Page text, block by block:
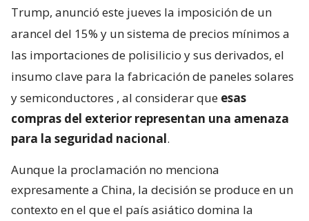
Trump, anunció este jueves la imposición de un
arancel del 15% y un sistema de precios mínimos a
las importaciones de polisilicio y sus derivados, el
insumo clave para la fabricación de paneles solares
y semiconductores , al considerar que esas
compras del exterior representan una amenaza
para la seguridad nacional.
Aunque la proclamación no menciona
expresamente a China, la decisión se produce en un
contexto en el que el país asiático domina la